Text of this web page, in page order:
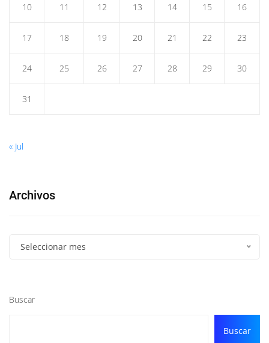
10 11 12 13 14 15 16
17 18 19 20 21 22 23
24 25 26 27 28 29 30
31
« Jul
Archivos
Seleccionar mes
Buscar
Buscar